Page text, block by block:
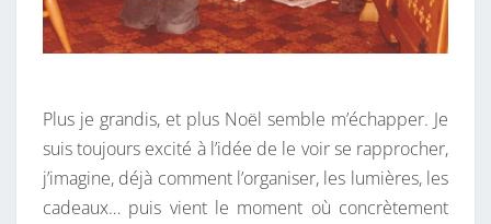
O
Ë
Plus je grandis, et plus Noël semble m’échapper. Je
suis toujours excité à l’idée de le voir se rapprocher,
j’imagine, déjà comment l’organiser, les lumières, les
cadeaux… puis vient le moment où concrètement